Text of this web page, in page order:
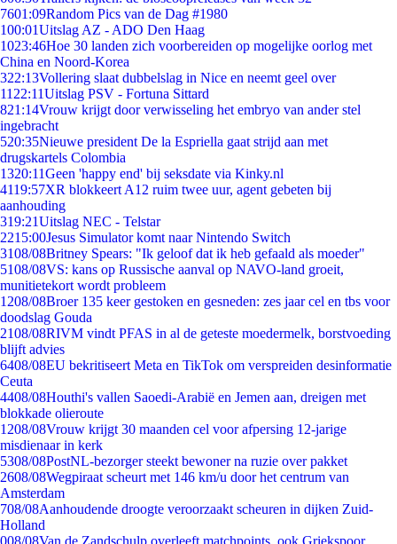
7601:09Random Pics van de Dag #1980
100:01Uitslag AZ - ADO Den Haag
1023:46Hoe 30 landen zich voorbereiden op mogelijke oorlog met
China en Noord-Korea
322:13Vollering slaat dubbelslag in Nice en neemt geel over
11 22:11Uitslag PSV - Fortuna Sittard
821:14Vrouw krijgt door verwisseling het embryo van ander stel
ingebracht
520:35Nieuwe president De la Espriella gaat strijd aan met
drugskartels Colombia
1320:11Geen 'happy end' bij seksdate via Kinky.nl
4119:57XR blokkeert A12 ruim twee uur, agent gebeten bij
aanhouding
319:21Uitslag NEC - Telstar
2215:00Jesus Simulator komt naar Nintendo Switch
3108/08Britney Spears: "Ik geloof dat ik heb gefaald als moeder"
5108/08VS: kans op Russische aanval op NAVO-land groeit,
munitietekort wordt probleem
1208/08Broer 135 keer gestoken en gesneden: zes jaar cel en tbs voor
doodslag Gouda
2108/08RIVM vindt PFAS in al de geteste moedermelk, borstvoeding
blijft advies
6408/08EU bekritiseert Meta en TikTok om verspreiden desinformatie
Ceuta
4408/08Houthi's vallen Saoedi-Arabië en Jemen aan, dreigen met
blokkade olieroute
1208/08Vrouw krijgt 30 maanden cel voor afpersing 12-jarige
misdienaar in kerk
5308/08PostNL-bezorger steekt bewoner na ruzie over pakket
2608/08Wegpiraat scheurt met 146 km/u door het centrum van
Amsterdam
708/08Aanhoudende droogte veroorzaakt scheuren in dijken Zuid-
Holland
008/08Van de Zandschulp overleeft matchpoints, ook Griekspoor